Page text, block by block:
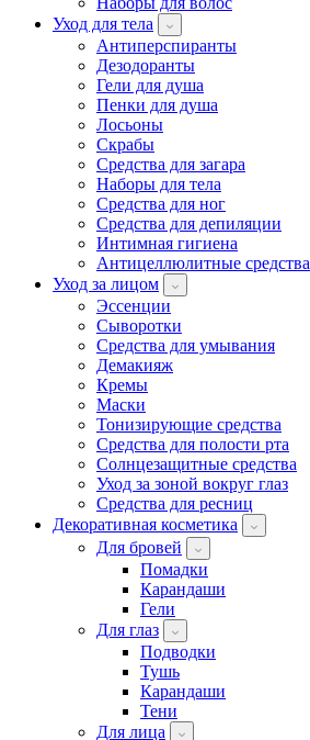
Уход для тела
Антиперспиранты
Дезодоранты
Гели для душа
Пенки для душа
Лосьоны
Скрабы
Средства для загара
Наборы для тела
Средства для ног
Средства для депиляции
Интимная гигиена
Антицеллюлитные средства
Уход за лицом
Эссенции
Сыворотки
Средства для умывания
Демакияж
Кремы
Маски
Тонизирующие средства
Средства для полости рта
Солнцезащитные средства
Уход за зоной вокруг глаз
Средства для ресниц
Декоративная косметика
Для бровей
Помадки
Карандаши
Гели
Для глаз
Подводки
Тушь
Карандаши
Тени
Для лица